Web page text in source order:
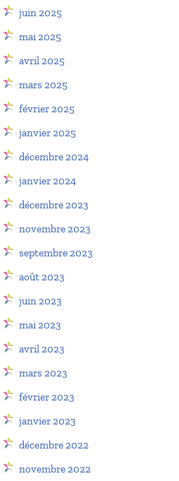
juin 2025
mai 2025
avril 2025
mars 2025
février 2025
janvier 2025
décembre 2024
janvier 2024
décembre 2023
novembre 2023
septembre 2023
août 2023
juin 2023
mai 2023
avril 2023
mars 2023
février 2023
janvier 2023
décembre 2022
novembre 2022